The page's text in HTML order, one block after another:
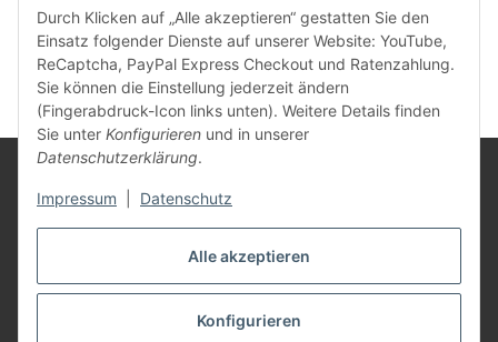
Alle akzeptieren
Konfigurieren
Durch Klicken auf „Alle akzeptieren“ gestatten Sie den
Einsatz folgender Dienste auf unserer Website: YouTube,
ReCaptcha, PayPal Express Checkout und Ratenzahlung.
Sie können die Einstellung jederzeit ändern
(Fingerabdruck-Icon links unten). Weitere Details finden
Sie unter Konfigurieren und in unserer
Datenschutzerklärung.
Impressum Datenschutz
Rechtliches
Mein Konto
Vertrag widerrufen